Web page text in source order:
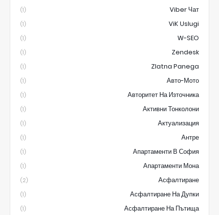
Viber Чат
(1)
ViK Uslugi
(1)
W-SEO
(1)
Zendesk
(1)
Zlatna Panega
(1)
Авто-Мото
(1)
Авторитет На Източника
(1)
Активни Тонколони
(1)
Актуализация
(1)
Антре
(1)
Апартаменти В София
(1)
Апартаменти Мона
(1)
Асфалтиране
(2)
Асфалтиране На Дупки
(1)
Асфалтиране На Пътища
(1)